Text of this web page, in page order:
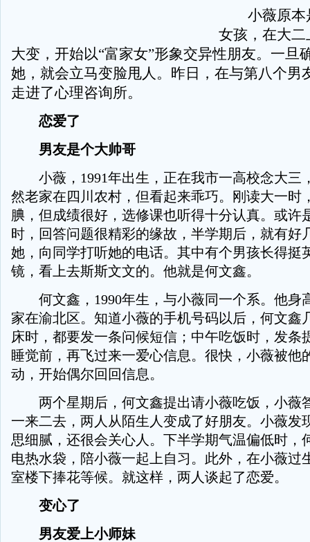
小薇原本
女孩，在大
大变，开始以“富家女”形象交异性朋友。一旦
她，就会立马变脸甩人。昨日，在与第八个男
走进了心理咨询所。
恋爱了
男友是个大帅哥
小薇，1991年出生，正在我市一高校念大三
然老家在四川农村，但看起来乖巧。刚读大一时
腆，但成绩很好，选修课也听得十分认真。或许
时，回答问题很精彩的缘故，半学期后，就有好
她，向同学打听她的电话。其中有个男孩长得挺
镜，看上去斯斯文文的。他就是何文鑫。
何文鑫，1990年生，与小薇同一个系。他身
家在渝北区。知道小薇的手机号码以后，何文鑫
床时，都要发一条问候短信；中午吃饭时，发条
睡觉前，再飞过来一爱心信息。很快，小薇被他
动，开始偶尔回回信息。
两个星期后，何文鑫提出请小薇吃饭，小薇
一来二去，两人从陌生人变成了好朋友。小薇发
思细腻，还很会关心人。下半学期气温偏低时，
电热水袋，陪小薇一起上自习。此外，在小薇过
室楼下捧花等候。就这样，两人谈起了恋爱。
变心了
男友爱上小师妹